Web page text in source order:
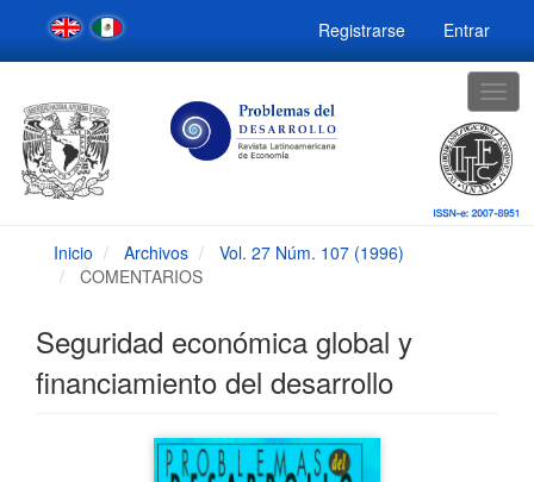
Navegación
principal
Contenido
Barra
lateral
Registrarse Entrar
Inicio Archivos
Vol. 27 Núm. 107 (1996)
COMENTARIOS
Seguridad económica global y
financiamiento del desarrollo